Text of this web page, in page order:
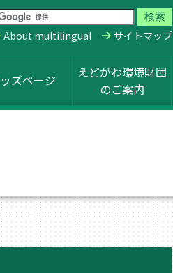
About multilingual サイトマップ
ズページ
えどがわ環境財団
のご案内